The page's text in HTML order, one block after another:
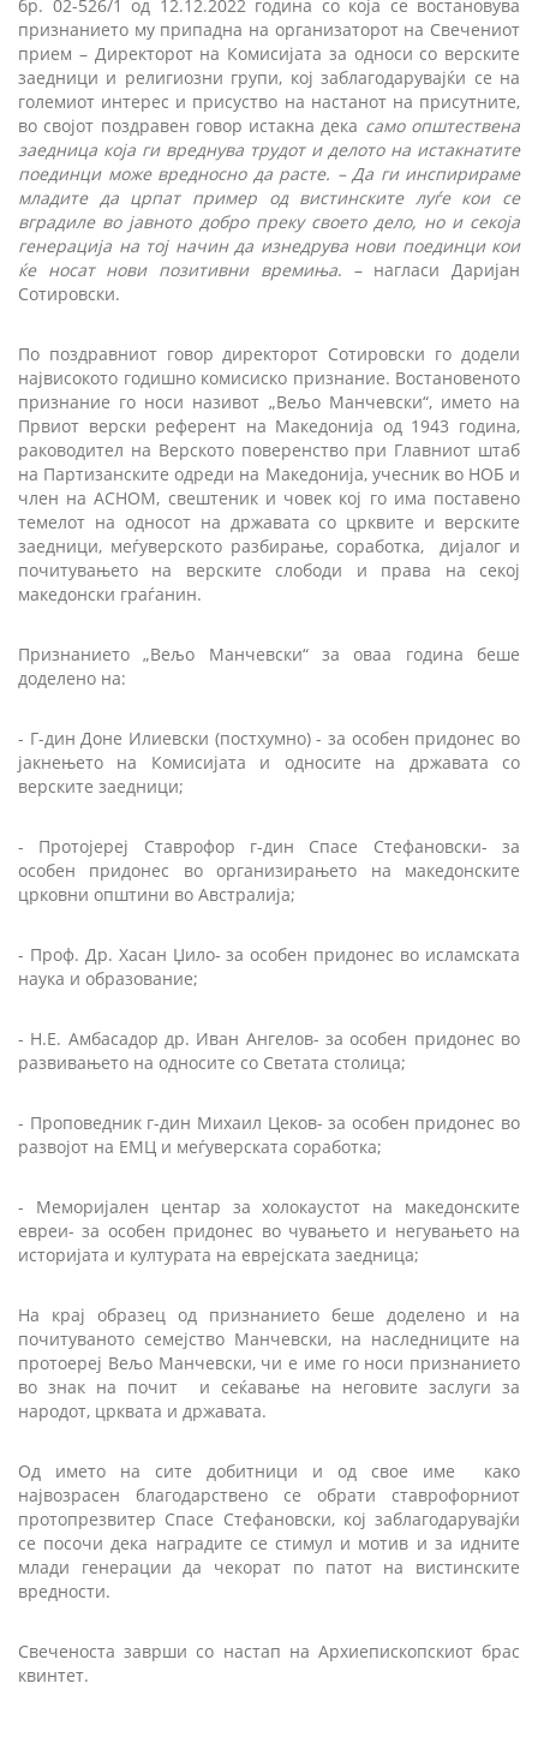
бр. 02-526/1 од 12.12.2022 година со која се востановува
признанието му припадна на организаторот на Свечениот
прием – Директорот на Комисијата за односи со верските
заедници и религиозни групи, кој заблагодарувајќи се на
големиот интерес и присуство на настанот на присутните,
во својот поздравен говор истакна дека само општествена
заедница која ги вреднува трудот и делото на истакнатите
поединци може вредносно да расте. – Да ги инспирираме
младите да црпат пример од вистинските луѓе кои се
вградиле во јавното добро преку своето дело, но и секоја
генерација на тој начин да изнедрува нови поединци кои
ќе носат нови позитивни времиња. – нагласи Даријан
Сотировски.
По поздравниот говор директорот Сотировски го додели
највисокото годишно комисиско признание. Востановеното
признание го носи називот „Вељо Манчевски“, името на
Првиот верски референт на Македонија од 1943 година,
раководител на Верското поверенство при Главниот штаб
на Партизанските одреди на Македонија, учесник во НОБ и
член на АСНОМ, свештеник и човек кој го има поставено
темелот на односот на државата со црквите и верските
заедници, меѓуверското разбирање, соработка, дијалог и
почитувањето на верските слободи и права на секој
македонски граѓанин.
Признанието „Вељо Манчевски“ за оваа година беше
доделено на:
- Г-дин Доне Илиевски (постхумно) - за особен придонес во
јакнењето на Комисијата и односите на државата со
верските заедници;
- Протојереј Ставрофор г-дин Спасе Стефановски- за
особен придонес во организирањето на македонските
црковни општини во Австралија;
- Проф. Др. Хасан Џило- за особен придонес во исламската
наука и образование;
- Н.Е. Амбасадор др. Иван Ангелов- за особен придонес во
развивањето на односите со Светата столица;
- Проповедник г-дин Михаил Цеков- за особен придонес во
развојот на ЕМЦ и меѓуверската соработка;
- Меморијален центар за холокаустот на македонските
евреи- за особен придонес во чувањето и негувањето на
историјата и културата на еврејската заедница;
На крај образец од признанието беше доделено и на
почитуваното семејство Манчевски, на наследниците на
протоереј Вељо Манчевски, чи е име го носи признанието
во знак на почит и сеќавање на неговите заслуги за
народот, црквата и државата.
Од името на сите добитници и од свое име како
највозрасен благодарствено се обрати ставрофорниот
протопрезвитер Спасе Стефановски, кој заблагодарувајќи
се посочи дека наградите се стимул и мотив и за идните
млади генерации да чекорат по патот на вистинските
вредности.
Свеченоста заврши со настап на Архиепископскиот брас
квинтет.